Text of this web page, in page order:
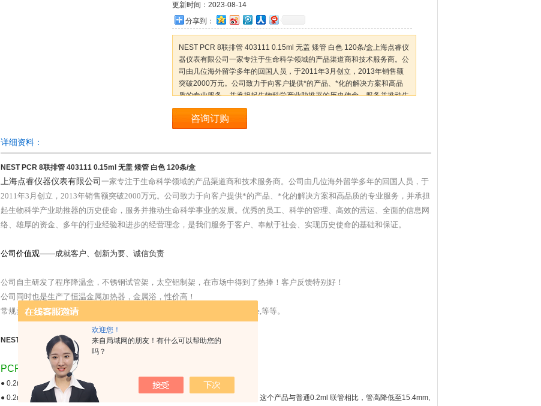
欢迎您！
来自局域网的朋友！有什么可以帮助您的
吗？
更新时间： 2023-08-14
分享到：
NEST PCR 8联排管 403111 0.15ml 无盖 矮管 白色 120条/盒上海点睿仪
器仪表有限公司一家专注于生命科学领域的产品渠道商和技术服务商。公
司由几位海外留学多年的回国人员，于2011年3月创立，2013年销售额
突破2000万元。公司致力于向客户提供*的产品、*化的解决方案和高品
质的专业服务，并承担起生物科学产业助推器的历史使命，服务并推动生
命科学事业的发展。优秀的员工、
咨询订购
详细资料：
NEST PCR 8联排管 403111 0.15ml 无盖 矮管 白色 120条/盒
上海点睿仪器仪表有限公司 一家专注于生命科学领域的产品渠道商和技术服务商。公司由几位海外留学多年的回国人员，于
2011年3月创立，2013年销售额突破2000万元。公司致力于向客户提供*的产品、*化的解决方案和高品质的专业服务，并承担
起生物科学产业助推器的历史使命，服务并推动生命科学事业的发展。优秀的员工、科学的管理、高效的营运、全面的信息网
络、雄厚的资金、多年的行业经验和进步的经营理念，是我们服务于客户、奉献于社会、实现历史使命的基础和保证。
公司价值观——成就客户、创新为要、诚信负责
公司自主研发了程序降温盒，不锈钢试管架，太空铝制架，在市场中得到了热捧！客户反馈特别好！
公司同时也是生产了恒温金属加热器，金属浴，性价高！
常规类耗材代理了，CKSLAB ,NEST，巴罗克，axygen,corning,nunc,nalgene,等等。
NEST PCR 8联排管 403111 0.15ml 无盖 矮管 白色 120条/盒
PCR 八联排管
● 0.2ml 联排管有透明和白色两种规格，分别适用于普通PCR 和qPCR 反应。
● 0.2ml 低位联排管有透明和白色两种规格，分别适用于普通PCR 和qPCR 反应，这个产品与普通0.2ml 联管相比，管高降低至15.4mm,